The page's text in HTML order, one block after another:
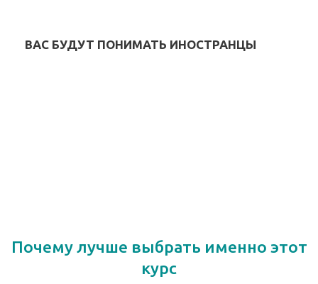
ВАС БУДУТ ПОНИМАТЬ ИНОСТРАНЦЫ
Почему лучше выбрать именно этот
курс